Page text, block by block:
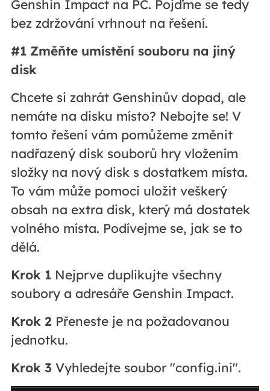
Genshin Impact na PC. Pojďme se tedy
bez zdržování vrhnout na řešení.
#1 Změňte umístění souboru na jiný
disk
Chcete si zahrát Genshinův dopad, ale
nemáte na disku místo? Nebojte se! V
tomto řešení vám pomůžeme změnit
nadřazený disk souborů hry vložením
složky na nový disk s dostatkem místa.
To vám může pomoci uložit veškerý
obsah na extra disk, který má dostatek
volného místa. Podívejme se, jak se to
dělá.
Krok 1Nejprve duplikujte všechny
soubory a adresáře Genshin Impact.
Krok 2Přeneste je na požadovanou
jednotku.
Krok 3Vyhledejte soubor "config.ini".